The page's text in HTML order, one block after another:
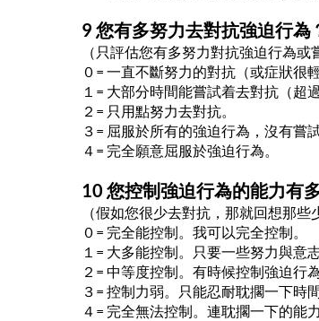
9 您有多努力去對抗強迫行
（只評估您有多努力對抗強迫行為
０= 一直不斷努力的對抗（或症狀很
１= 大部分時間能嘗試着去對抗（超
２= 只用點努力去對抗。
３= 屈服於所有的強迫行為，沒有嘗
４= 完全願意屈服於強迫行為。
10 您控制強迫行為的能力有
（假如您很少去對抗，那就回想那
０= 完全能控制。我可以完全控制。
１= 大多能控制。只要一些努力與意
２= 中等度控制。有時候控制強迫行
３= 控制力弱。只能忍耐耽擱一下時
４= 完全無法控制。連耽擱一下的能